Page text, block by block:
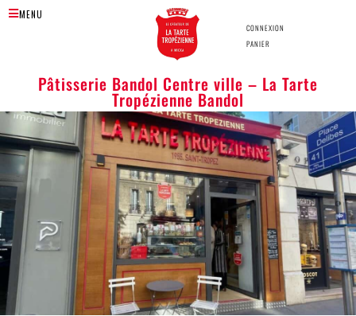
MENU
CONNEXION
PANIER
Pâtisserie Bandol Centre ville – La Tarte
Tropézienne Bandol